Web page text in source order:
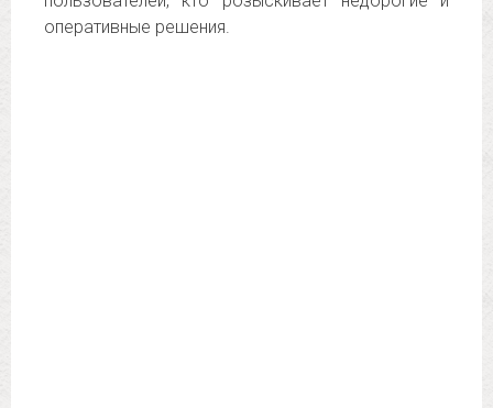
оперативные решения.